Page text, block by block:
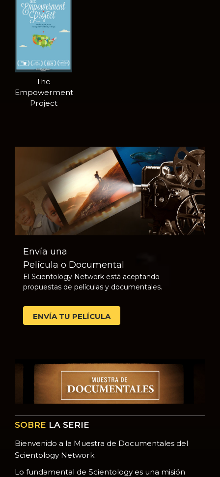
The
Empowerment
Project
Envía una
Película o Documental
El Scientology Network está aceptando
propuestas de películas y documentales.
ENVÍA TU PELÍCULA
SOBRE LA SERIE
Bienvenido a la Muestra de Documentales del
Scientology Network.
Lo fundamental de Scientology es una misión